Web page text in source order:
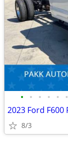
• • • • • •
8/3